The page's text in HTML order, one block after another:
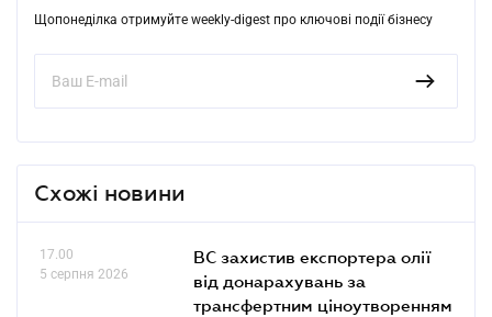
Щопонеділка отримуйте weekly-digest про ключові події бізнесу
Схожі новини
17.00
5 серпня 2026
ВС захистив експортера олії
від донарахувань за
трансфертним ціноутворенням